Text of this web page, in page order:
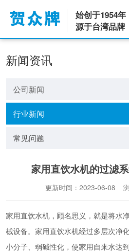
始创于1954年
源于台湾品牌
新闻资讯
公司新闻
行业新闻
常见问题
家用直饮水机的过滤
更新时间：2023-06-08 浏
家用直饮水机，顾名思义，就是将水
械设备。家用直饮水机经过多层次净
小分子、弱碱性化，使家用自来水达